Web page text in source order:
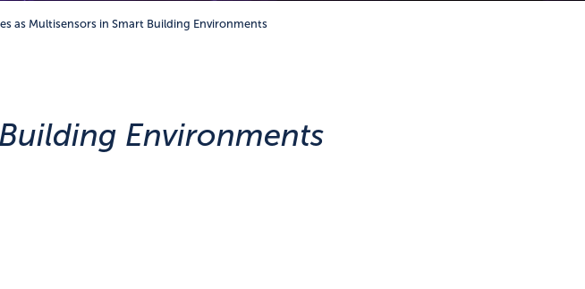
as Multisensors in Smart Building Environments
Environments